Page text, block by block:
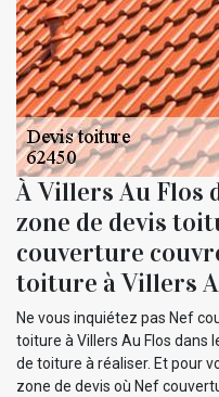
À Villers Au Flos
zone de devis
couverture
toiture à Villers
Ne vous inquiétez pas Nef
toiture à Villers Au Flos dans
de toiture à réaliser. Et pour
zone de devis où Nef